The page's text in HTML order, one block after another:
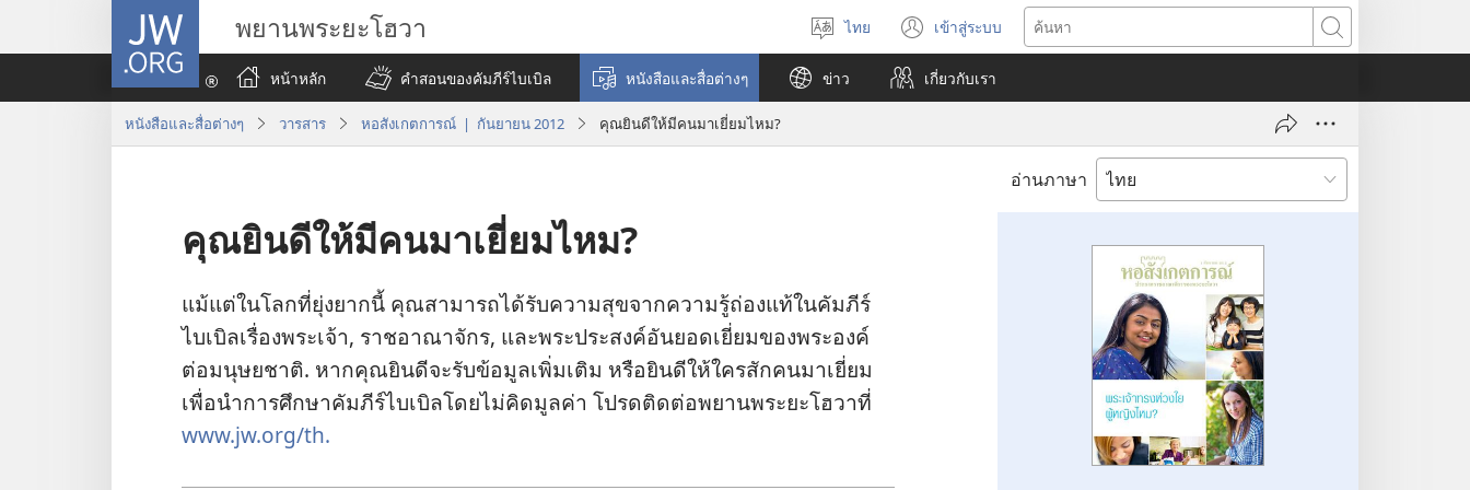
JW.ORG พยานพระยะโฮวา
เลือก
ภาษา
ไทย เข้าสู่ระบบ
(เปิด
หน้าต่าง
ใหม่)
ค้นหา
หน้าหลัก
คำสอนของคัมภีร์ไบเบิล หนังสือและสื่อต่างๆ ข่าว เกี่ยว​กับ​เรา
หนังสือและสื่อต่างๆ วารสาร หอสังเกตการณ์ | กันยายน 2012 คุณยินดีให้มีคนมาเยี่ยมไหม?
อ่านภาษา
คุณยินดีให้มีคนมาเยี่ยมไหม?
แม้​แต่​ใน​โลก​ที่​ยุ่ง​ยาก​นี้ คุณ​สามารถ​ได้​รับ​ความ​สุข​จาก​ความ​รู้​ถ่อง​แท้​ใน​คัมภีร์​
ไบเบิล​เรื่อง​พระเจ้า, ราชอาณาจักร, และ​พระ​ประสงค์​อัน​ยอด​เยี่ยม​ของ​พระองค์​
ต่อ​มนุษยชาติ. หาก​คุณ​ยินดี​จะ​รับ​ข้อ​มูล​เพิ่ม​เติม หรือ​ยินดี​ให้​ใคร​สัก​คน​มา​เยี่ยม​
เพื่อ​นำ​การ​ศึกษา​คัมภีร์​ไบเบิล​โดย​ไม่​คิด​มูล​ค่า โปรด​ติด​ต่อ​พยาน​พระ​ยะโฮวา​ที่
www.jw.org/th.